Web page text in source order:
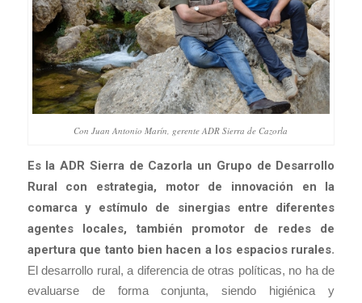
Con Juan Antonio Marín, gerente ADR Sierra de Cazorla
Es la ADR Sierra de Cazorla un Grupo de Desarrollo
Rural con estrategia, motor de innovación en la
comarca y estímulo de sinergias entre diferentes
agentes locales, también promotor de redes de
apertura que tanto bien hacen a los espacios rurales.
El desarrollo rural, a diferencia de otras políticas, no ha de
evaluarse de forma conjunta, siendo higiénica y